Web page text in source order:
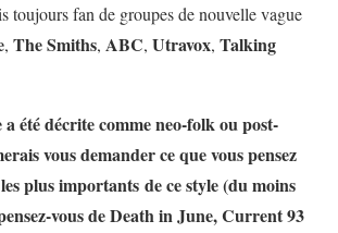
toujours fan de groupes de nouvelle vague
, The Smiths, ABC, Utravox, Talking
été décrite comme neo-folk ou post-
vous demander ce que vous pensez
plus importants de ce style (du moins
vous de Death in June, Current 93